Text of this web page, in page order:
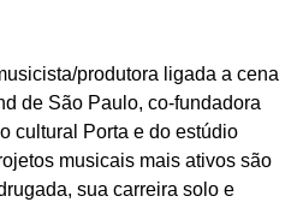
produtora ligada a cena
de São Paulo, co-fundadora
cultural Porta e do estúdio
musicais mais ativos são
sua carreira solo e